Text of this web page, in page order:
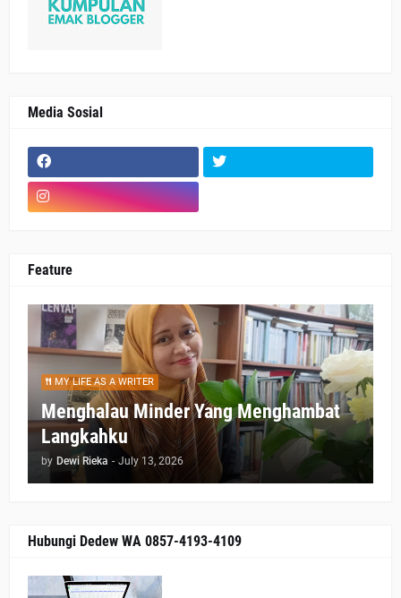
Media Sosial
Feature
MY LIFE AS A WRITER
Menghalau Minder Yang Menghambat
Langkahku
by Dewi Rieka - July 13, 2026
Hubungi Dedew WA 0857-4193-4109